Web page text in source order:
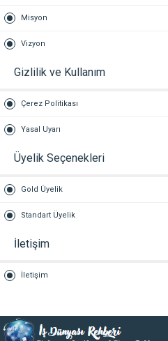
Misyon
Vizyon
Gizlilik ve Kullanım
Çerez Politikası
Yasal Uyarı
Üyelik Seçenekleri
Gold Üyelik
Standart Üyelik
İletişim
İletişim